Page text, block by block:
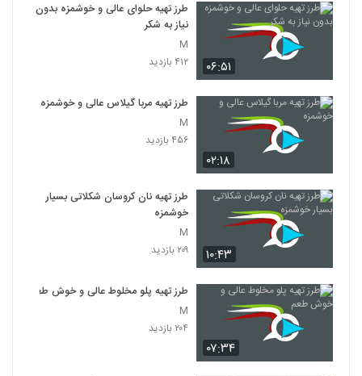
۰۶:۵۱
طرز تهیه حلوای عالی و خوشمزه بدون
نیاز به شکر
M
۴۱۲ بازدید
۰۲:۱۸
طرز تهیه مربا گیلاس عالی و خوشمزه
M
۴۵۶ بازدید
۱۰:۴۳
طرز تهیه نان کروسان شکلاتی بسیار
خوشمزه
M
۲۰۹ بازدید
۰۷:۳۴
طرز تهیه پلو مخلوط عالی و خوش طعم
M
۲۰۴ بازدید